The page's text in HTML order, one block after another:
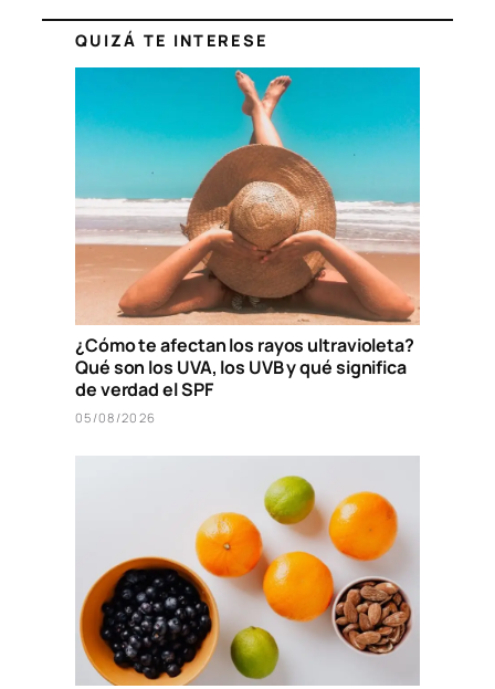
QUIZÁ TE INTERESE
¿Cómo te afectan los rayos ultravioleta?
Qué son los UVA, los UVB y qué significa
de verdad el SPF
05/08/2026